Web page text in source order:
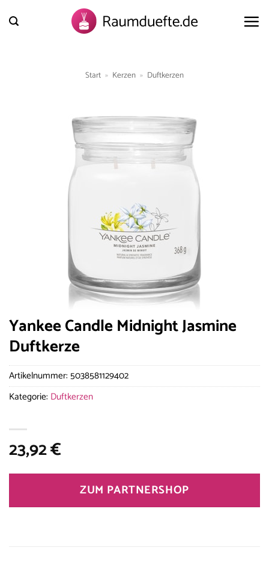
Inhalt
Start » Kerzen » Duftkerzen
Yankee Candle Midnight Jasmine
Duftkerze
23,92€
ZUM PARTNERSHOP
Artikelnummer: 5038581129402
Kategorie: Duftkerzen